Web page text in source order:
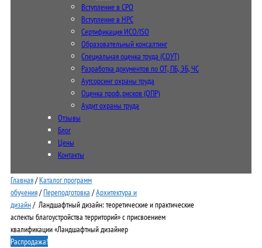
Вступление в СРО
Вступление в НРС
Сертификация ИСО/ISO
Образовательный консалтинг
Специальная оценка труда (СОУТ)
Разработка документов по ОТ, ПБ, ЭБ, ЧС
Аутсорсинг охраны труда
Оценка проф. рисков (ОПР)
Аудит охраны труда
Отзывы
Блог
Цены
Контакты
Главная/Каталог программ
обучения/Переподготовка /Архитектура и
дизайн/ Ландшафтный дизайн: теоретические и практические
аспекты благоустройства территорий» с присвоением
квалификации «Ландшафтный дизайнер
Распродажа!